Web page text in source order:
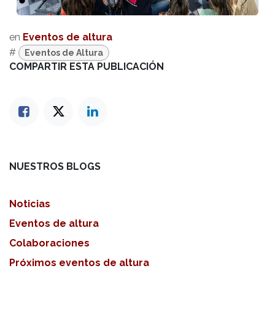
Anterior
en Eventos de altura
#
Eventos de Altura
COMPARTIR ESTA PUBLICACIÓN
NUESTROS BLOGS
Noticias
Eventos de altura
Colaboraciones
Próximos eventos de altura